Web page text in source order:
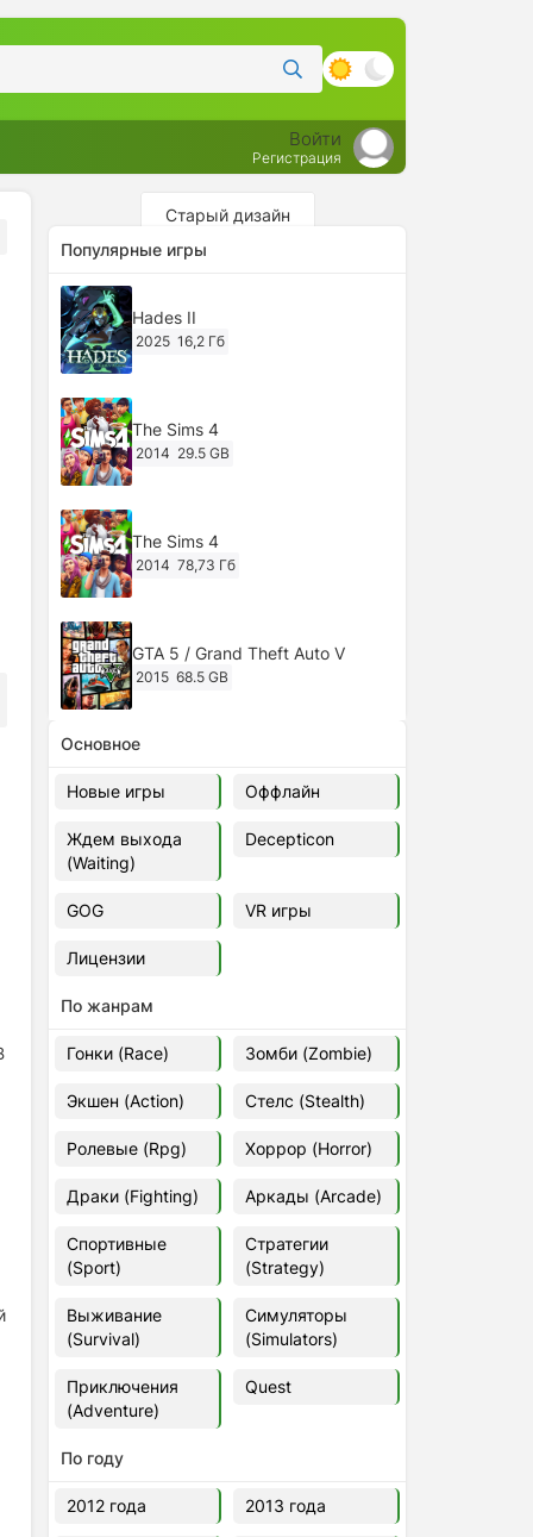
Войти
Регистрация
Старый дизайн
Популярные игры
Hades II
2025 16,2 Гб
The Sims 4
2014 29.5 GB
The Sims 4
2014 78,73 Гб
GTA 5 / Grand Theft Auto V
2015 68.5 GB
Ghost of Tsushima: Director's Cut
v.1053.8.1023.1614 [RePack
Decepticon] (2024)
2024
Cyberpunk 2077
49.4 GB
Ghost of Tsushima: Director's Cut
v.1053.9.0623.1807 [Папка
Euro Truck Simulator 2 v.1.60.1.7s
[Папка игры] (2012)
37,77 Гб
Forza Horizon 5 v.688.044
[Папка игры] (2021)
2021
V Rising
2024
Основное
Новые игры Оффлайн
Ждем выхода
(Waiting)
Decepticon
GOG VR игры
Лицензии
По жанрам
Гонки (Race) Зомби (Zombie)
Экшен (Action) Стелс (Stealth)
Ролевые (Rpg) Хоррор (Horror)
Драки (Fighting) Аркады (Arcade)
Спортивные
(Sport)
Стратегии
(Strategy)
Выживание
(Survival)
Симуляторы
(Simulators)
Приключения
(Adventure)
Quest
По году
2012 года 2013 года